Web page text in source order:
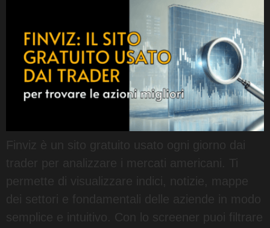
Finviz è un sito gratuito usato ogni giorno dai
trader per analizzare i mercati americani. Ti
permette di visualizzare indici, notizie, mappe
dei settori e fondamentali delle aziende in modo
semplice e intuitivo. Con lo screener puoi filtrare